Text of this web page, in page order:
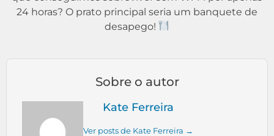
24 horas? O prato principal seria um banquete de
desapego!
Sobre o autor
Kate Ferreira
Ver posts de Kate Ferreira →